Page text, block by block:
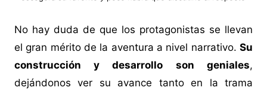
No hay duda de que los protagonistas se llevan
el gran mérito de la aventura a nivel narrativo.Su
construcción y desarrollo son geniales,
dejándonos ver su avance tanto en la trama